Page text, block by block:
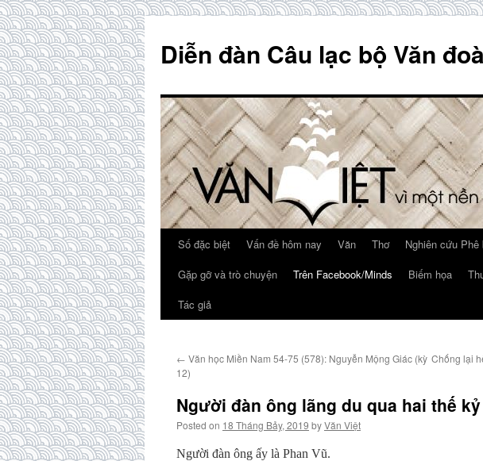
content
Diễn đàn Câu lạc bộ Văn
Số đặc biệt Vấn đề hôm nay Văn Thơ Nghiên cứu Phê
Gặp gỡ và trò chuyện
Trên Facebook/Minds Biếm họa
Tác giả
← Văn học Miền Nam 54-75 (578): Nguyễn Mộng Giác (kỳ
12)
Chống lại
Người đàn ông lãng du qua hai thế kỷ
Posted on 18 Tháng Bảy, 2019 byVăn Việt
Người đàn ông ấy là Phan Vũ.